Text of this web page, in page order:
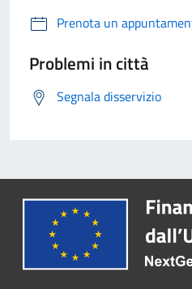
Prenota un
Problemi in città
Segnala disservizio